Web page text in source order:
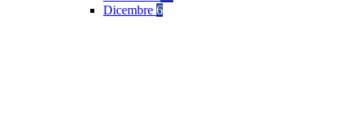
Dicembre 6